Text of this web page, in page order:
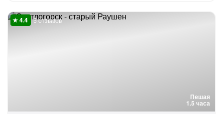
Пешая
1.5 часа
5 отзывов